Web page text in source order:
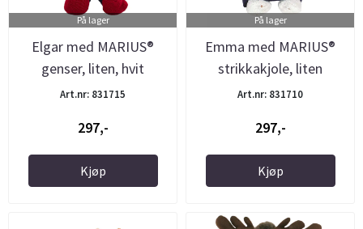
På lager
Elgar med MARIUS®
genser, liten, hvit
Art.nr: 831715
297,-
Kjøp
På lager
Emma med MARIUS®
strikkakjole, liten
Art.nr: 831710
297,-
Kjøp